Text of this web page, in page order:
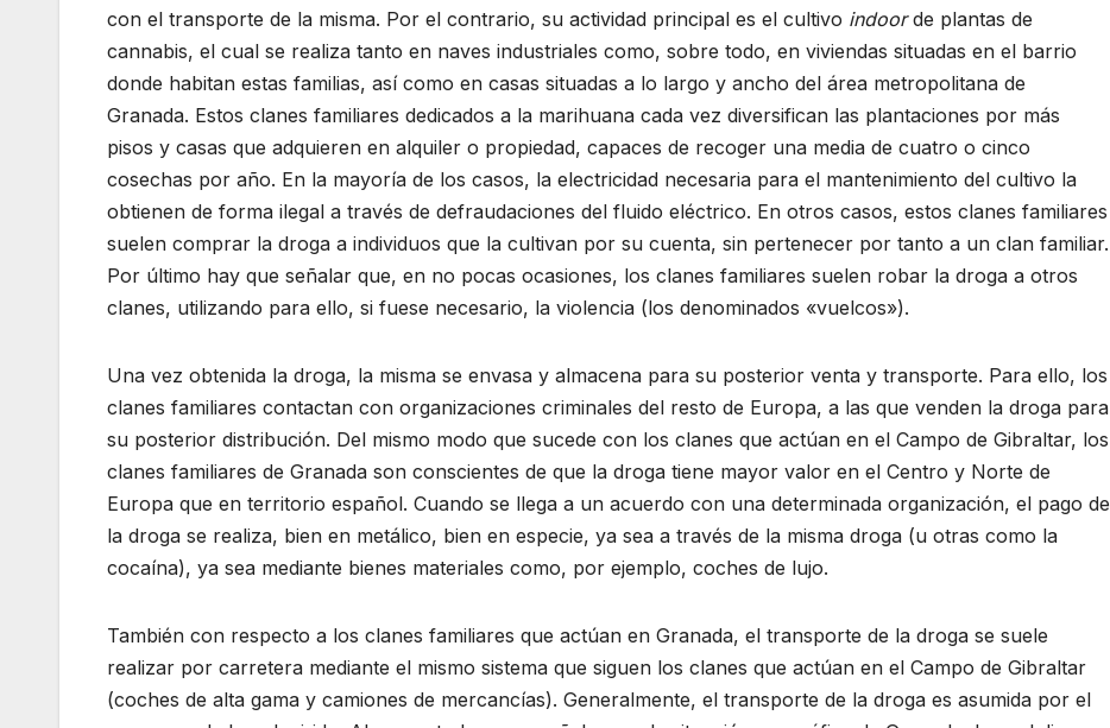
con el transporte de la misma. Por el contrario, su actividad principal es el cultivo indoorde plantas de
cannabis, el cual se realiza tanto en naves industriales como, sobre todo, en viviendas situadas en el barrio
donde habitan estas familias, así como en casas situadas a lo largo y ancho del área metropolitana de
Granada. Estos clanes familiares dedicados a la marihuana cada vez diversifican las plantaciones por más
pisos y casas que adquieren en alquiler o propiedad, capaces de recoger una media de cuatro o cinco
cosechas por año. En la mayoría de los casos, la electricidad necesaria para el mantenimiento del cultivo la
obtienen de forma ilegal a través de defraudaciones del fluido eléctrico. En otros casos, estos clanes familiares
suelen comprar la droga a individuos que la cultivan por su cuenta, sin pertenecer por tanto a un clan familiar.
Por último hay que señalar que, en no pocas ocasiones, los clanes familiares suelen robar la droga a otros
clanes, utilizando para ello, si fuese necesario, la violencia (los denominados «vuelcos»).
Una vez obtenida la droga, la misma se envasa y almacena para su posterior venta y transporte. Para ello, los
clanes familiares contactan con organizaciones criminales del resto de Europa, a las que venden la droga para
su posterior distribución. Del mismo modo que sucede con los clanes que actúan en el Campo de Gibraltar, los
clanes familiares de Granada son conscientes de que la droga tiene mayor valor en el Centro y Norte de
Europa que en territorio español. Cuando se llega a un acuerdo con una determinada organización, el pago de
la droga se realiza, bien en metálico, bien en especie, ya sea a través de la misma droga (u otras como la
cocaína), ya sea mediante bienes materiales como, por ejemplo, coches de lujo.
También con respecto a los clanes familiares que actúan en Granada, el transporte de la droga se suele
realizar por carretera mediante el mismo sistema que siguen los clanes que actúan en el Campo de Gibraltar
(coches de alta gama y camiones de mercancías). Generalmente, el transporte de la droga es asumida por el